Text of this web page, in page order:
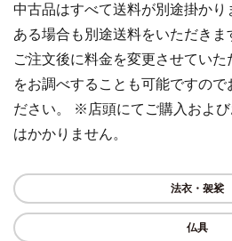
白帯・足袋
袴
輪袈裟・畳袈裟
きん・きん台・鳴物
椅子・机・その他仏
打敷・礼盤打敷・下
掛・水引
幕・旗
中古品はすべて送料が別途掛か
ある場合も別途送料をいただきま
ご注文後に料金を変更させてい
をお調べすることも可能ですので
ださい。 ※店頭にてご購入およ
はかかりません。
法衣・袈裟
仏具